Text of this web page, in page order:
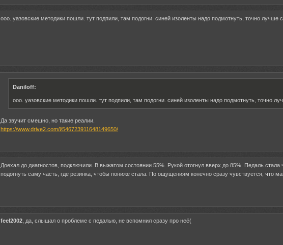
ооо. уазовские методики пошли. тут подпили, там подогни. синей изоленты надо подмотнуть, точно лучше
Daniloff:
ооо. уазовские методики пошли. тут подпили, там подогни. синей изоленты надо подмотнуть, точно
Да звучит смешно, но такие реалии.
https://www.drive2.com/l/546723911648149650/
Доехал до диагностов, подключили. В выжатом состоянии 55%. Рукой отогнул вверх до 85%. Педаль
подогнуть саму часть, где резинка, чтобы пониже стала. По ощущениям конечно сразу чувствуется, что
feel2002 , да, слышал о проблеме с педалью, не вспомнил сразу про неё(